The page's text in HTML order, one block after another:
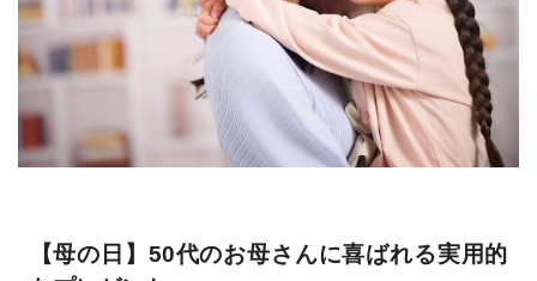
【母の日】50代のお母さんに喜ばれる実用的